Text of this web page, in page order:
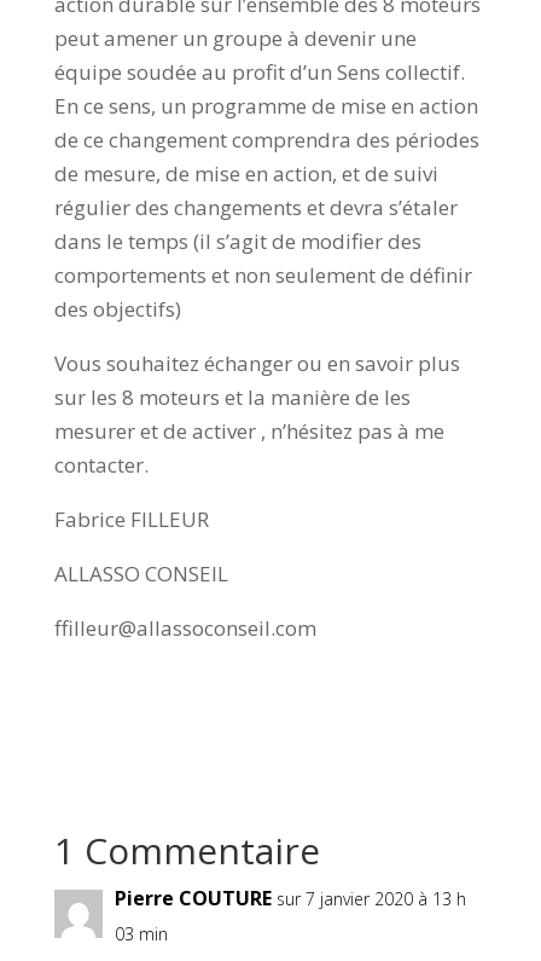
peut amener un groupe à devenir une
équipe soudée au profit d’un Sens collectif.
En ce sens, un programme de mise en action
de ce changement comprendra des périodes
de mesure, de mise en action, et de suivi
régulier des changements et devra s’étaler
dans le temps (il s’agit de modifier des
comportements et non seulement de définir
des objectifs)
Vous souhaitez échanger ou en savoir plus
sur les 8 moteurs et la manière de les
mesurer et de activer , n’hésitez pas à me
contacter.
Fabrice FILLEUR
ALLASSO CONSEIL
ffilleur@allassoconseil.com
1 Commentaire
Pierre COUTURE sur 7 janvier 2020 à 13 h
03 min